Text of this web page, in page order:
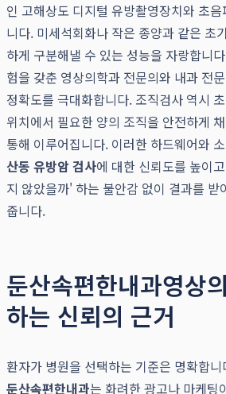
인 고해상도 디지털 유방촬영장치와 초
니다. 미세석회화나 작은 종양과 같은 초
하게 구분해낼 수 있는 성능을 자랑합니
험을 갖춘 영상의학과 전문의와 내과 전
정확도를 극대화합니다. 조직검사 역시
위치에서 필요한 양의 조직을 안전하게
통해 이루어집니다. 이러한 하드웨어와
산동 유방암 검사에 대한 신뢰도를 높이
지 않았을까' 하는 불안감 없이 결과를 받
줍니다.
둔산속편한내과영상
하는 신뢰의 근거
환자가 병원을 선택하는 기준은 명확합
둔산속편한내과는 화려한 광고나 마케팅